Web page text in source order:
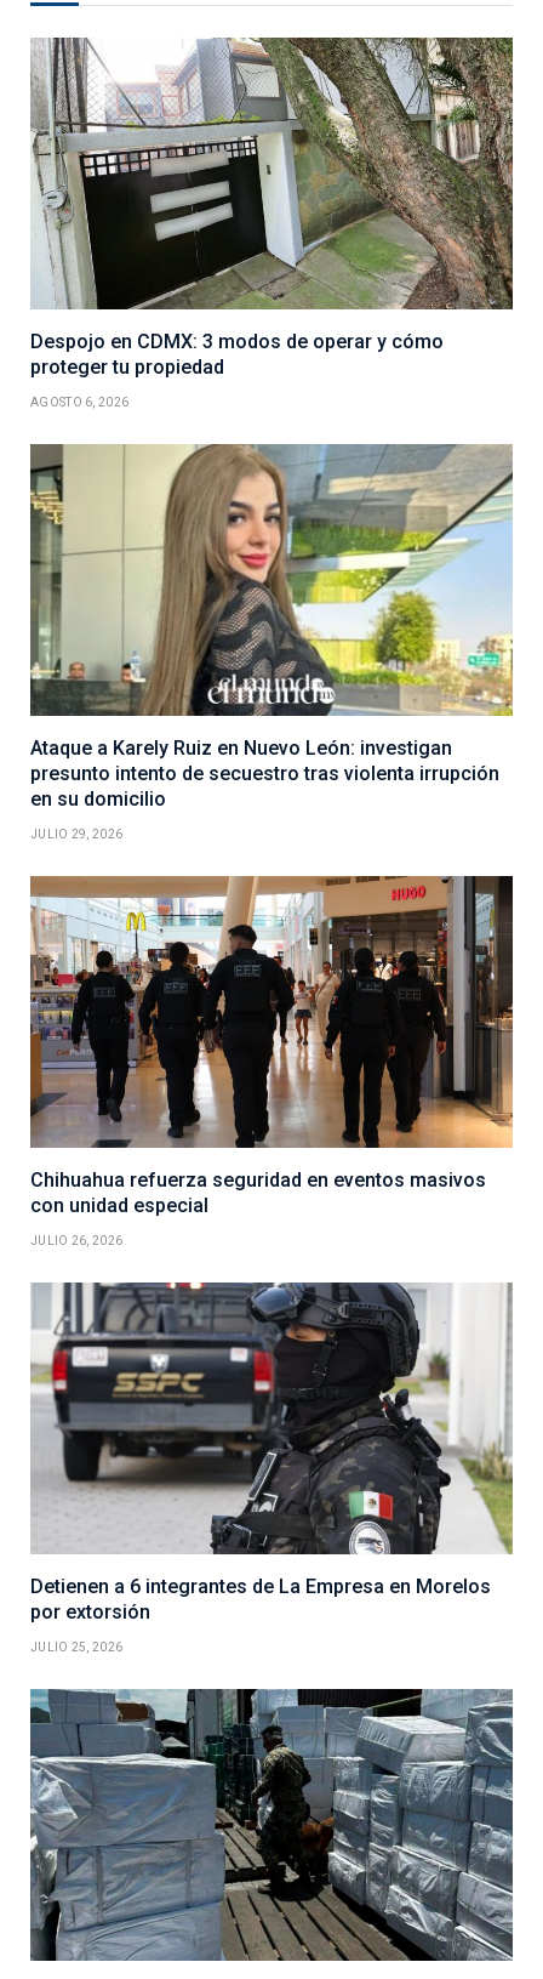
Despojo en CDMX: 3 modos de operar y cómo
proteger tu propiedad
AGOSTO 6, 2026
Ataque a Karely Ruiz en Nuevo León: investigan
presunto intento de secuestro tras violenta irrupción
en su domicilio
JULIO 29, 2026
Chihuahua refuerza seguridad en eventos masivos
con unidad especial
JULIO 26, 2026
Detienen a 6 integrantes de La Empresa en Morelos
por extorsión
JULIO 25, 2026